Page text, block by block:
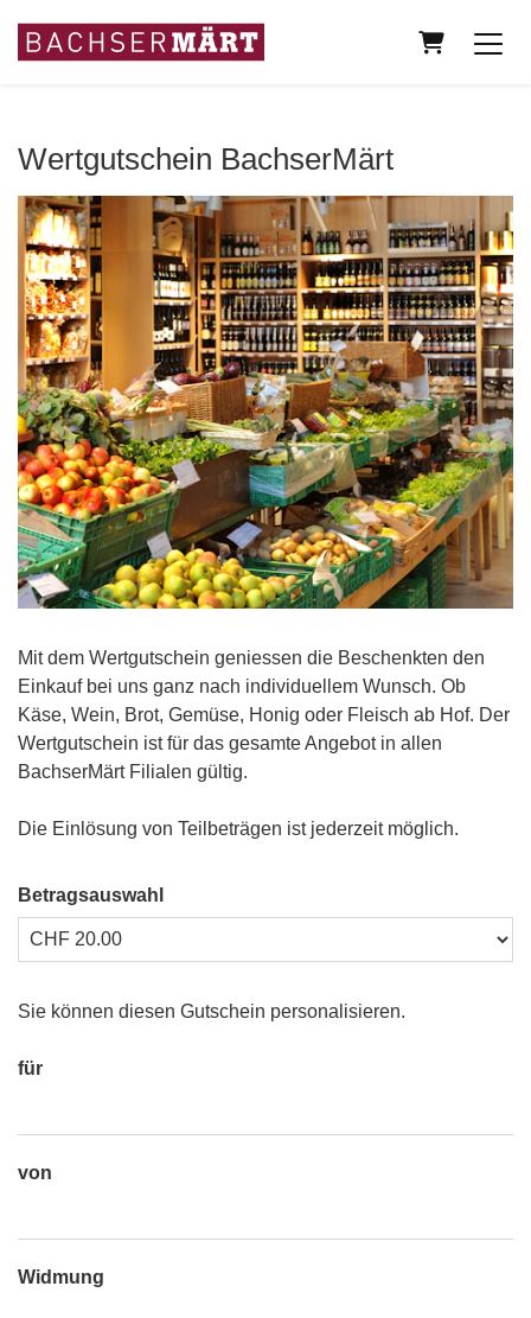
Warenkorb
Wertgutschein BachserMärt
Mit dem Wertgutschein geniessen die Beschenkten den
Einkauf bei uns ganz nach individuellem Wunsch. Ob
Käse, Wein, Brot, Gemüse, Honig oder Fleisch ab Hof. Der
Wertgutschein ist für das gesamte Angebot in allen
BachserMärt Filialen gültig.
Die Einlösung von Teilbeträgen ist jederzeit möglich.
Betragsauswahl
Sie können diesen Gutschein personalisieren.
für
von
Widmung